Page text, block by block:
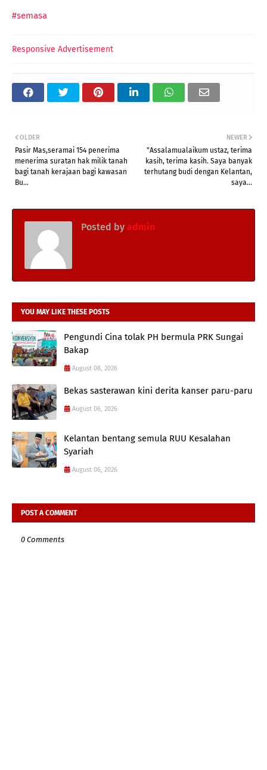
#semasa
Responsive Advertisement
NEWER
"Assalamualaikum ustaz, terima
kasih, terima kasih. Saya banyak
terhutang budi dengan Kelantan,
saya...
OLDER
Pasir Mas,seramai 154 penerima
menerima suratan hak milik tanah
bagi tanah kerajaan bagi kawasan
Bu...
Posted by admin
YOU MAY LIKE THESE POSTS
Pengundi Cina tolak PH bermula PRK Sungai
Bakap
August 08, 2026
Bekas sasterawan kini derita kanser paru-paru
August 06, 2026
Kelantan bentang semula RUU Kesalahan
Syariah
August 06, 2026
POST A COMMENT
0 Comments